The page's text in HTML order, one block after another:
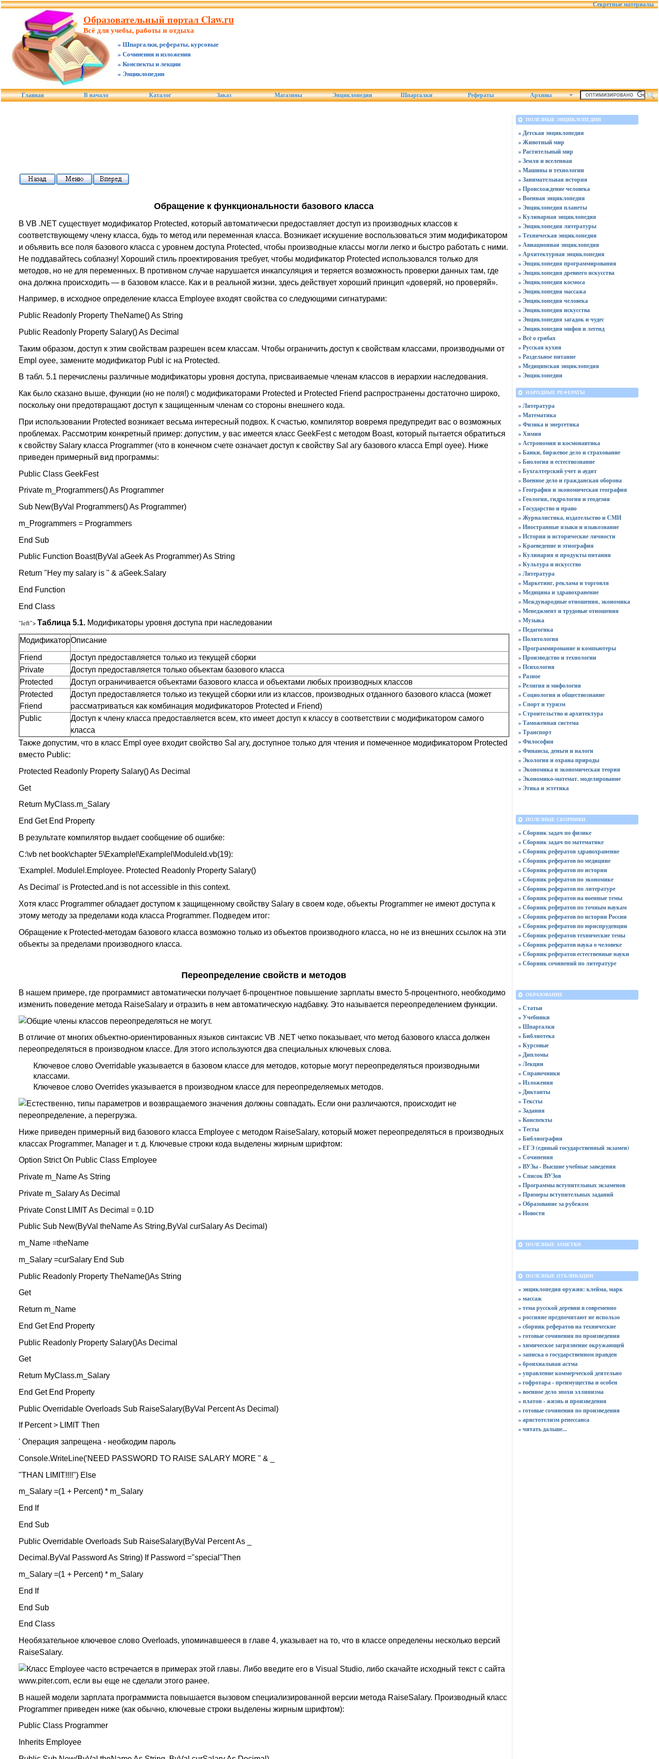
Секретные материалы
Образовательный портал Claw.ru
Всё для учебы, работы и отдыха
» Шпаргалки, рефераты, курсовые
» Сочинения и изложения
» Конспекты и лекции
» Энциклопедии
Главная В начало Каталог Заказ Магазины Энциклопедии Шпаргалки Рефераты Архивы
Обращение к функциональности базового класса
В VB .NET существует модификатор Protected, который автоматически предоставляет доступ из производных классов к
соответствующему члену класса, будь то метод или переменная класса. Возникает искушение воспользоваться этим модификатором
и объявить все поля базового класса с уровнем доступа Protected, чтобы производные классы могли легко и быстро работать с ними.
Не поддавайтесь соблазну! Хороший стиль проектирования требует, чтобы модификатор Protected использовался только для
методов, но не для переменных. В противном случае нарушается инкапсуляция и теряется возможность проверки данных там, где
она должна происходить — в базовом классе. Как и в реальной жизни, здесь действует хороший принцип «доверяй, но проверяй».
Например, в исходное определение класса Employee входят свойства со следующими сигнатурами:
Public Readonly Property TheName() As String
Public Readonly Property Salary() As Decimal
Таким образом, доступ к этим свойствам разрешен всем классам. Чтобы ограничить доступ к свойствам классами, производными от
Empl oyee, замените модификатор Publ ic на Protected.
В табл. 5.1 перечислены различные модификаторы уровня доступа, присваиваемые членам классов в иерархии наследования.
Как было сказано выше, функции (но не поля!) с модификаторами Protected и Protected Friend распространены достаточно широко,
поскольку они предотвращают доступ к защищенным членам со стороны внешнего кода.
При использовании Protected возникает весьма интересный подвох. К счастью, компилятор вовремя предупредит вас о возможных
проблемах. Рассмотрим конкретный пример: допустим, у вас имеется класс GeekFest с методом Boast, который пытается обратиться
к свойству Salary класса Programmer (что в конечном счете означает доступ к свойству Sal агу базового класса Empl oyee). Ниже
приведен примерный вид программы:
Public Class GeekFest
Private m_Programmers() As Programmer
Sub New(ByVal Programmers() As Programmer)
m_Programmers = Programmers
End Sub
Public Function Boast(ByVal aGeek As Programmer) As String
Return "Hey my salary is " & aGeek.Salary
End Function
End Class
"left">Таблица 5.1.Модификаторы уровня доступа при наследовании
МодификаторОписание
Friend
Доступ предоставляется только из текущей сборки
Private
Доступ предоставляется только объектам базового класса
Protected
Доступ ограничивается объектами базового класса и объектами любых производных классов
Protected
Friend
Доступ предоставляется только из текущей сборки или из классов, производных отданного базового класса (может
рассматриваться как комбинация модификаторов Protected и Friend)
Public
Доступ к члену класса предоставляется всем, кто имеет доступ к классу в соответствии с модификатором самого
класса
Также допустим, что в класс Empl oyee входит свойство Sal агу, доступное только для чтения и помеченное модификатором Protected
вместо Public:
Protected Readonly Property Salary() As Decimal
Get
Return MyClass.m_Salary
End Get End Property
В результате компилятор выдает сообщение об ошибке:
C:\vb net book\chapter 5\Examplel\Examplel\Moduleld.vb(19):
'Examplel. Modulel.Employee. Protected Readonly Property Salary()
As Decimal' is Protected.and is not accessible in this context.
Хотя класс Programmer обладает доступом к защищенному свойству Salary в своем коде, объекты Programmer не имеют доступа к
этому методу за пределами кода класса Programmer. Подведем итог:
Обращение к Protected-методам базового класса возможно только из объектов производного класса, но не из внешних ссылок на эти
объекты за пределами производного класса.
Переопределение свойств и методов
В нашем примере, где программист автоматически получает 6-процентное повышение зарплаты вместо 5-процентного, необходимо
изменить поведение метода RaiseSalary и отразить в нем автоматическую надбавку. Это называется переопределением функции.
Общие члены классов переопределяться не могут.
В отличие от многих объектно-ориентированных языков синтаксис VB .NET четко показывает, что метод базового класса должен
переопределяться в производном классе. Для этого используются два специальных ключевых слова.
Ключевое слово Overridable указывается в базовом классе для методов, которые могут переопределяться производными
классами.
Ключевое слово Overrides указывается в производном классе для переопределяемых методов.
Естественно, типы параметров и возвращаемого значения должны совпадать. Если они различаются, происходит не
переопределение, а перегрузка.
Ниже приведен примерный вид базового класса Employee с методом RaiseSalary, который может переопределяться в производных
классах Programmer, Manager и т. д. Ключевые строки кода выделены жирным шрифтом:
Option Strict On Public Class Employee
Private m_Name As String
Private m_Salary As Decimal
Private Const LIMIT As Decimal = 0.1D
Public Sub New(ByVal theName As String,ByVal curSalary As Decimal)
m_Name =theName
m_Salary =curSalary End Sub
Public Readonly Property TheName()As String
Get
Return m_Name
End Get End Property
Public Readonly Property Salary()As Decimal
Get
Return MyClass.m_Salary
End Get End Property
Public Overridable Overloads Sub RaiseSalary(ByVal Percent As Decimal)
If Percent > LIMIT Then
' Операция запрещена - необходим пароль
Console.WriteLine('NEED PASSWORD TO RAISE SALARY MORE " & _
"THAN LIMIT!!!!") Else
m_Salary =(1 + Percent) * m_Salary
End If
End Sub
Public Overridable Overloads Sub RaiseSalary(ByVal Percent As _
Decimal.ByVal Password As String) If Password ="special"Then
m_Salary =(1 + Percent) * m_Salary
End If
End Sub
End Class
Необязательное ключевое слово Overloads, упоминавшееся в главе 4, указывает на то, что в классе определены несколько версий
RaiseSalary.
Класс Employee часто встречается в примерах этой главы. Либо введите его в Visual Studio, либо скачайте исходный текст с сайта
www.piter.com, если вы еще не сделали этого ранее.
В нашей модели зарплата программиста повышается вызовом специализированной версии метода RaiseSalary. Производный класс
Programmer приведен ниже (как обычно, ключевые строки выделены жирным шрифтом):
Public Class Programmer
Inherits Employee
ПОЛЕЗНЫЕ ЭНЦИКЛОПЕДИИ
» Детская энциклопедия
» Животный мир
» Растительный мир
» Земля и вселенная
» Машины и технологии
» Занимательная история
» Происхождение человека
» Военная энциклопедия
» Энциклопедия планеты
» Кулинарная энциклопедия
» Энциклопедия литературы
» Техническая энциклопедия
» Авиационная энциклопедия
» Архитектурная энциклопедия
» Энциклопедия программирования
» Энциклопедия древнего искусства
» Энциклопедия космоса
» Энциклопедия массажа
» Энциклопедия человека
» Энциклопедия искусства
» Энциклопедия загадок и чудес
» Энциклопедия мифов и легенд
» Всё о грибах
» Русская кухня
» Раздельное питание
» Медицинская энциклопедия
» Энциклопедии
НАРОДНЫЕ РЕФЕРАТЫ
» Литература
» Математика
» Физика и энергетика
» Химия
» Астрономия и космонавтика
» Банки, биржевое дело и страхование
» Биология и естествознание
» Бухгалтерский учет и аудит
» Военное дело и гражданская оборона
» География и экономическая география
» Геология, гидрология и геодезия
» Государство и право
» Журналистика, издательство и СМИ
» Иностранные языки и языкознание
» История и исторические личности
» Краеведение и этнография
» Кулинария и продукты питания
» Культура и искусство
» Литература
» Маркетинг, реклама и торговля
» Медицина и здравохранение
» Международные отношения, экономика
» Менеджмент и трудовые отношения
» Музыка
» Педагогика
» Политология
» Программирование и компьютеры
» Производство и технологии
» Психология
» Разное
» Религия и мифология
» Социология и обществознание
» Спорт и туризм
» Строительство и архитектура
» Таможенная система
» Транспорт
» Философия
» Финансы, деньги и налоги
» Экология и охрана природы
» Экономика и экономическая теория
» Экономико-математ. моделирование
» Этика и эстетика
ПОЛЕЗНЫЕ СБОРНИКИ
» Сборник задач по физике
» Сборник задач по математике
» Сборник рефератов здравохранение
» Сборник рефератов по медицине
» Сборник рефератов по истории
» Сборник рефератов по экономике
» Сборник рефератов по литературе
» Сборник рефератов на военные темы
» Сборник рефератов по точным наукам
» Сборник рефератов по истории России
» Сборник рефератов по юриспруденции
» Сборник рефератов технические темы
» Сборник рефератов наука о человеке
» Сборник рефератов естественные науки
» Сборник сочинений по литературе
ОБРАЗОВАНИЕ
» Статьи
» Учебники
» Шпаргалки
» Библиотека
» Курсовые
» Дипломы
» Лекции
» Справочники
» Изложения
» Диктанты
» Тексты
» Задания
» Конспекты
» Тесты
» Библиографии
» ЕГЭ (единый государственный экзамен)
» Сочинения
» ВУЗы - Высшие учебные заведения
» Список ВУЗов
» Программы вступительных экзаменов
» Примеры вступительных заданий
» Образование за рубежом
» Новости
ПОЛЕЗНЫЕ ЗАМЕТКИ
ПОЛЕЗНЫЕ ПУБЛИКАЦИИ
» энциклопедия оружия: клейма, марк
» массаж
» тема русской деревни в современно
» россияне предпочитают не использо
» сборник рефератов на технические
» готовые сочинения по произведения
» химическое загрязнение окружающей
» записка о государственном правден
» бронхиальная астма
» управление коммерческой деятельно
» гофротара - преимущества и особен
» военное дело эпохи эллинизма
» платон - жизнь и произведения
» готовые сочинения по произведения
» аристотелизм ренессанса
»читать дальше...